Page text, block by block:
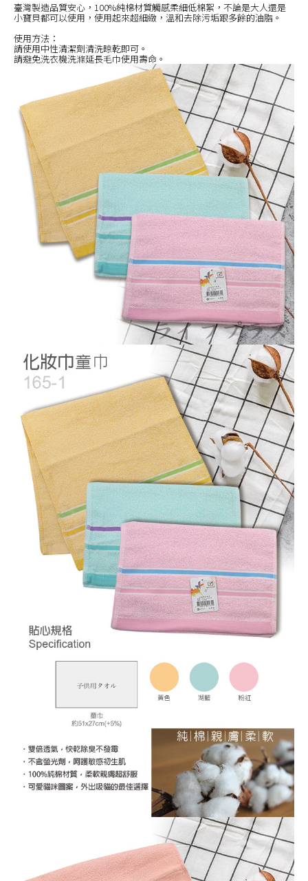
臺灣製造品質安心，100%純棉材質觸感柔細低棉絮，不論是大人還是
小寶貝都可以使用，使用起來超細緻，溫和去除污垢跟多餘的油脂。
使用方法：
請使用中性清潔劑清洗晾乾即可。
請避免洗衣機洗滌延長毛巾使用壽命。